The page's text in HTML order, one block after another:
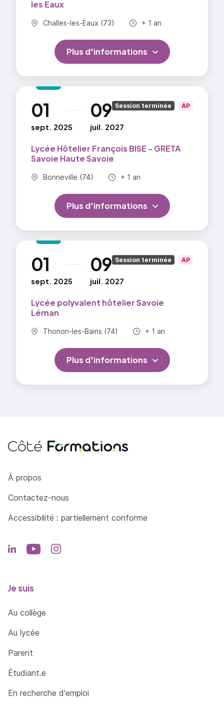
restauration à la performance de l'entreprise
Projet d'entrepreneuriat en hôtellerie-
restauration :
Formaliser un projet entrepreneurial en
hôtellerie restauration
Définir le concept : l'offre de services
proposée
les Eaux
Commune :
Challes-les-Eaux (73) Durée totale :
+ 1 an
Plus d'informations
01
sept. 2025
au 09
juil. 2027
Lycée Hôtelier François BISE - GRETA
Savoie Haute Savoie
Commune :
Bonneville (74) Durée totale :
+ 1 an
Session terminée AP
Plus d'informations
01
sept. 2025
au 09
juil. 2027
Lycée polyvalent hôtelier Savoie
Léman
Commune :
Thonon-les-Bains (74) Durée totale :
+ 1 an
Session terminée AP
Plus d'informations
Côté Formations
À propos
Contactez-nous
Accessibilité : partiellement conforme
Je suis
Au collège
Au lycée
Parent
Étudiant.e
En recherche d'emploi